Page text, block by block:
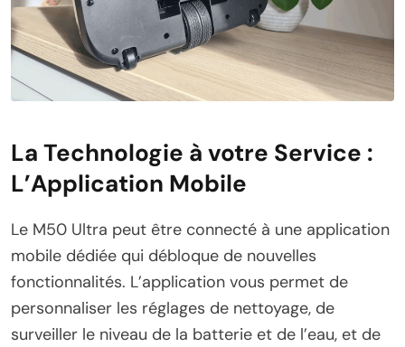
La Technologie à votre Service :
L’Application Mobile
Le M50 Ultra peut être connecté à une application
mobile dédiée qui débloque de nouvelles
fonctionnalités. L’application vous permet de
personnaliser les réglages de nettoyage, de
surveiller le niveau de la batterie et de l’eau, et de